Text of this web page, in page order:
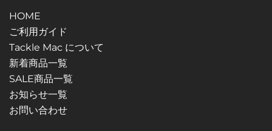
HOME
ご利用ガイド
Tackle Mac について
新着商品一覧
SALE商品一覧
お知らせ一覧
お問い合わせ